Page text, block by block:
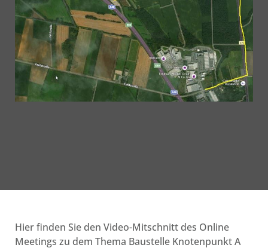
Hier finden Sie den Video-Mitschnitt des Online
Meetings zu dem Thema Baustelle Knotenpunkt A